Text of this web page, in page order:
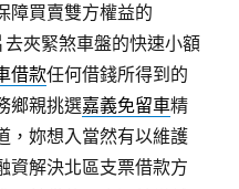
障買賣雙方權益的
夾緊煞車盤的快速小額
借款任何借錢所得到的
鄉親挑選嘉義免留車精
，妳想入當然有以維護
資解決北區支票借款方